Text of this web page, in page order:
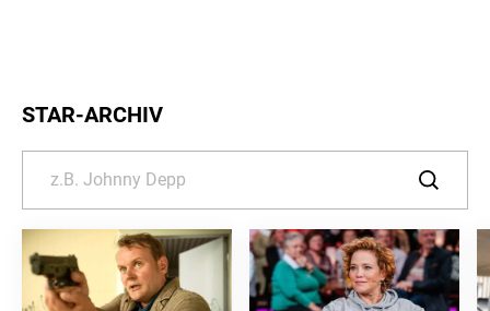
STAR-ARCHIV